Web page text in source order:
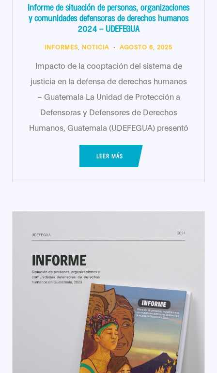
Informe de situación de personas, organizaciones
y comunidades defensoras de derechos humanos
2024 – UDEFEGUA
INFORMES NOTICIA AGOSTO 6, 2025
Impacto de la cooptación del sistema de
justicia en la defensa de derechos humanos
– Guatemala La Unidad de Protección a
Defensoras y Defensores de Derechos
Humanos, Guatemala (UDEFEGUA) presentó
LEER MÁS